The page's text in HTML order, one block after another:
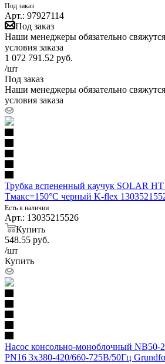
Под заказ
Арт.: 97927114
Под заказ
Наши менеджеры обязательно
условия заказа
1 072 791.52 руб.
/шт
Под заказ
Наши менеджеры обязательно
условия заказа
Трубка вспененный каучук SOLAR
Тмакс=150°C черный K-flex
Есть в наличии
Арт.: 13035215526
Купить
548.55 руб.
/шт
Купить
Насос консольно-моноблочный NB50-
PN16 3х380-420/660-725В/50Гц